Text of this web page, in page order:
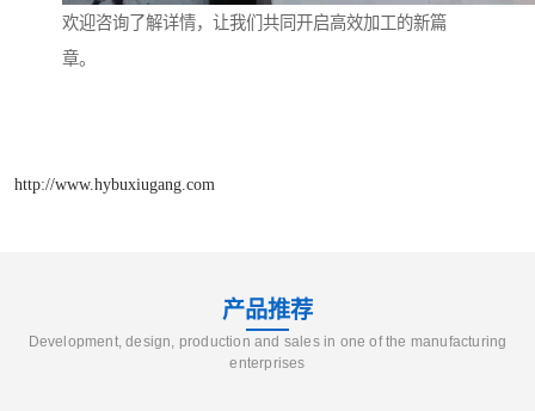
欢迎咨询了解详情，让我们共同开启高效加工的新篇
章。
http://www.hybuxiugang.com
产品推荐
Development, design, production and sales in one of the manufacturing
enterprises